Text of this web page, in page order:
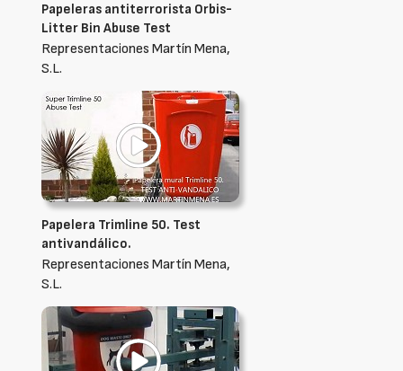
Papeleras antiterrorista Orbis-
Litter Bin Abuse Test
Representaciones Martín Mena,
S.L.
Papelera Trimline 50. Test
antivandálico.
Representaciones Martín Mena,
S.L.